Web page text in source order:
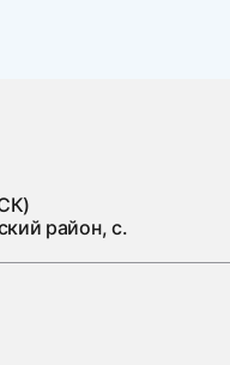
район, с.